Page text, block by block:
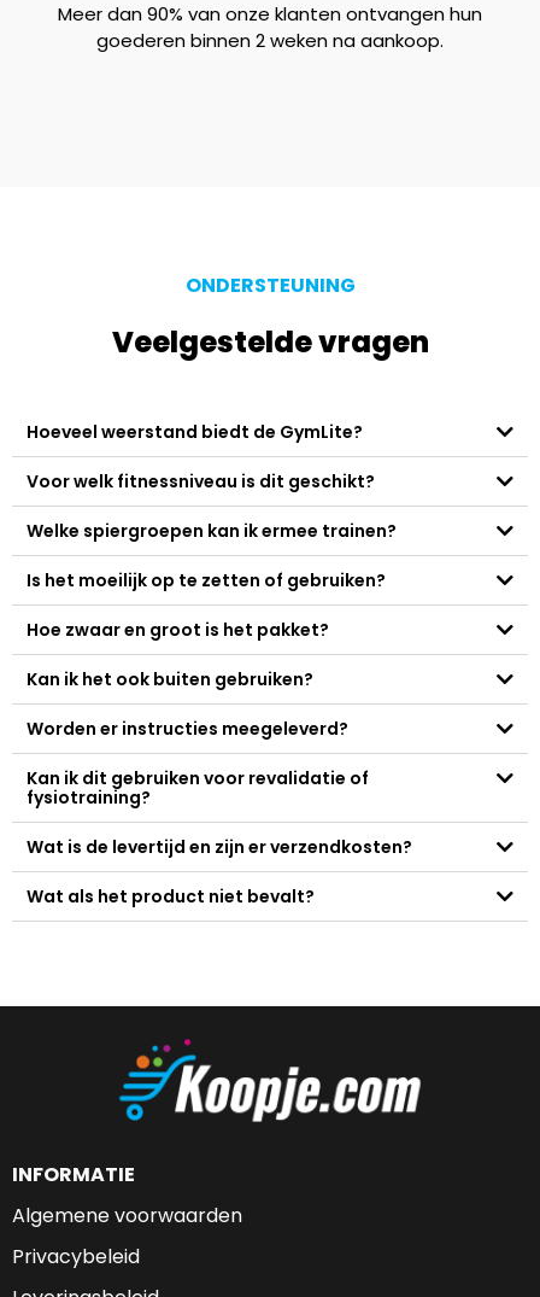
Meer dan 90% van onze klanten ontvangen hun
goederen binnen 2 weken na aankoop.
ONDERSTEUNING
Veelgestelde vragen
Hoeveel weerstand biedt de GymLite?
Voor welk fitnessniveau is dit geschikt?
Welke spiergroepen kan ik ermee trainen?
Is het moeilijk op te zetten of gebruiken?
Hoe zwaar en groot is het pakket?
Kan ik het ook buiten gebruiken?
Worden er instructies meegeleverd?
Kan ik dit gebruiken voor revalidatie of
fysiotraining?
Wat is de levertijd en zijn er verzendkosten?
Wat als het product niet bevalt?
INFORMATIE
Algemene voorwaarden
Privacybeleid